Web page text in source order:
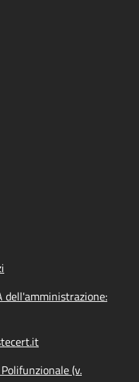
dell'amministrazione:
(v.